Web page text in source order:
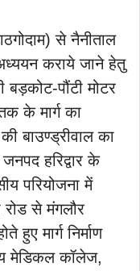
से नैनीताल
अध्ययन कराये जाने हेतु
बड़कोट-पौंटी मोटर
के मार्ग का
बाउण्ड्रीवाल का
हरिद्वार के
परियोजना में
रोड से मंगलौर
हुए मार्ग निर्माण
मेडिकल कॉलेज,